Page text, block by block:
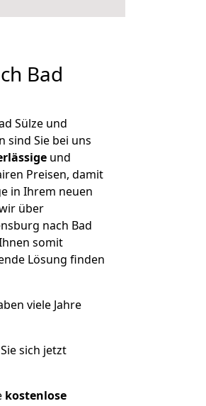
Bad
Sülze und
sind Sie bei uns
und
Preisen, damit
in Ihrem neuen
über
nach Bad
somit
Lösung finden
viele Jahre
sich jetzt
kostenlose